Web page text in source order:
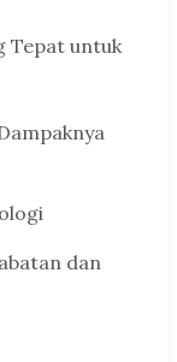
Tepat untuk
dan